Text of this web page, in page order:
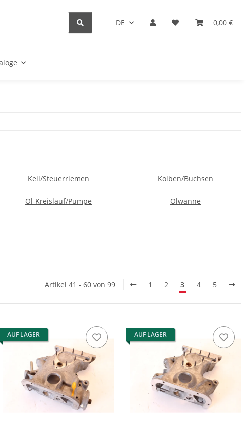
DE 0,00 €
Keil/Steuerriemen Kolben/Buchsen
Öl-Kreislauf/Pumpe Ölwanne
Artikel 41 - 60 von 99 1 2 3 4 5
AUF LAGER AUF LAGER